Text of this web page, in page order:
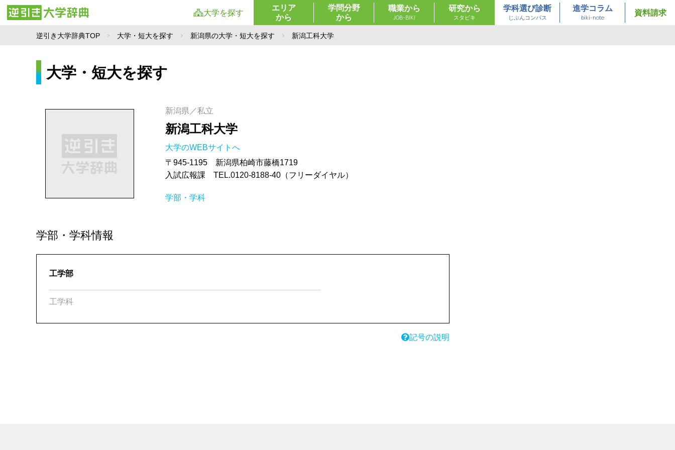
大学を探す
エリア
から
学問分野
から
職業から
JOB-BIKI
研究から
スタビキ
学科選び診断
じぶんコンパス
進学コラム
biki-note
資料請求
逆引き大学辞典TOP 大学・短大を探す 新潟県の大学・短大を探す 新潟工科大学
大学・短大を探す
新潟県／私立
新潟工科大学
大学のWEBサイトへ
〒945-1195 新潟県柏崎市藤橋1719
入試広報課 TEL.0120-8188-40（フリーダイヤル）
学部・学科
学部・学科情報
工学部
工学科
記号の説明